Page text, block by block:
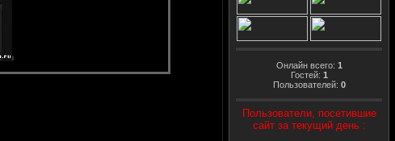
Онлайн всего: 1
Гостей: 1
Пользователей: 0
Пользователи, посетившие
сайт за текущий день :